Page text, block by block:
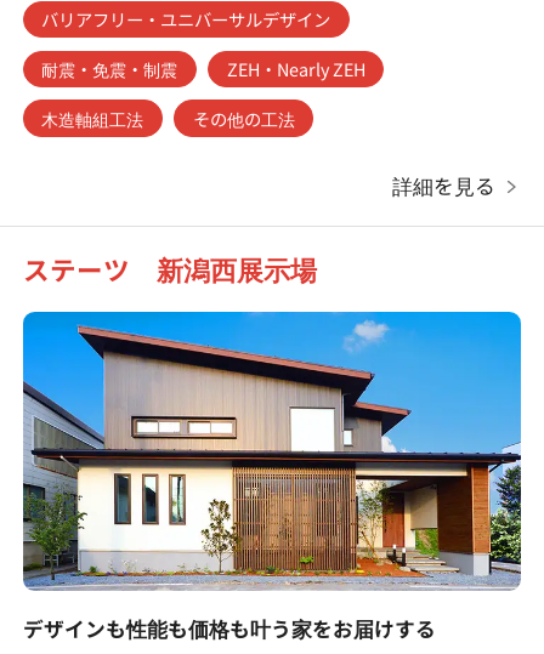
バリアフリー・ユニバーサルデザイン
耐震・免震・制震
ZEH・Nearly ZEH
木造軸組工法
その他の工法
詳細を見る
ステーツ 新潟西展示場
デザインも性能も価格も叶う家をお届けする